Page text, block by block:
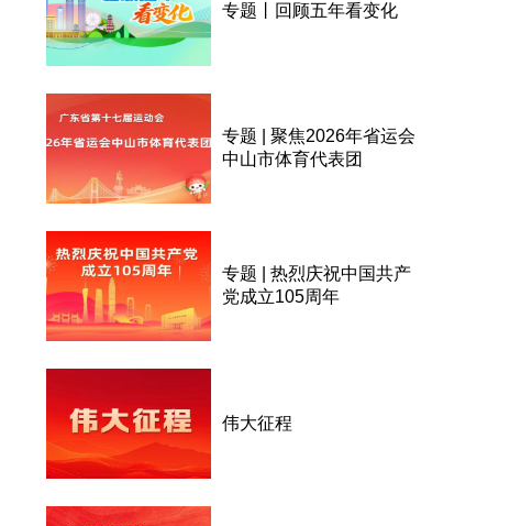
专题丨回顾五年看变化
专题 | 聚焦2026年省运会
中山市体育代表团
专题 | 热烈庆祝中国共产
党成立105周年
伟大征程